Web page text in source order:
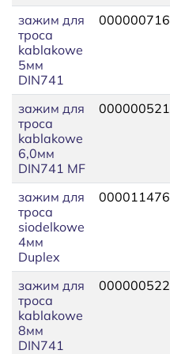
зажим для
троса
kablakowe
5мм
DIN741
000000716
зажим для
троса
kablakowe
6,0мм
DIN741 MF
000000521
зажим для
троса
siodelkowe
4мм
Duplex
000011476
зажим для
троса
kablakowe
8мм
DIN741
000000522